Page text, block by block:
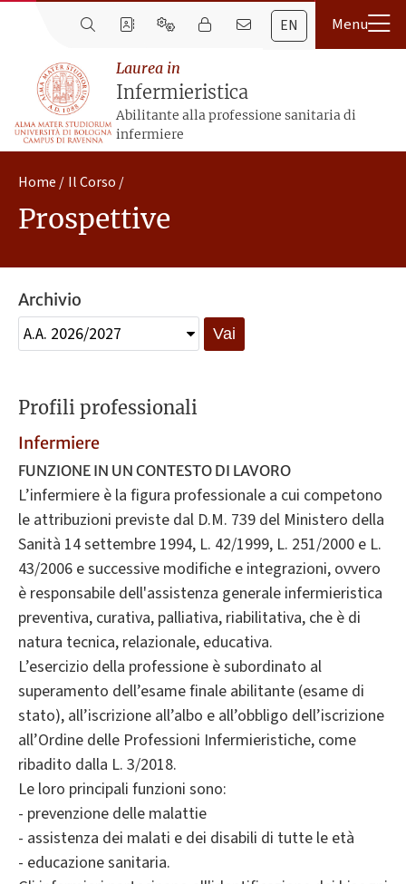
EN
Laurea in
Infermieristica
Abilitante alla professione sanitaria di
infermiere
Home Il Corso
Prospettive
Profili professionali
Infermiere
FUNZIONE IN UN CONTESTO DI LAVORO
L’infermiere è la figura professionale a cui competono
le attribuzioni previste dal D.M. 739 del Ministero della
Sanità 14 settembre 1994, L. 42/1999, L. 251/2000 e L.
43/2006 e successive modifiche e integrazioni, ovvero
è responsabile dell'assistenza generale infermieristica
preventiva, curativa, palliativa, riabilitativa, che è di
natura tecnica, relazionale, educativa.
L’esercizio della professione è subordinato al
superamento dell’esame finale abilitante (esame di
stato), all’iscrizione all’albo e all’obbligo dell’iscrizione
all’Ordine delle Professioni Infermieristiche, come
ribadito dalla L. 3/2018.
Le loro principali funzioni sono:
- prevenzione delle malattie
- assistenza dei malati e dei disabili di tutte le età
- educazione sanitaria.
Archivio
Vai